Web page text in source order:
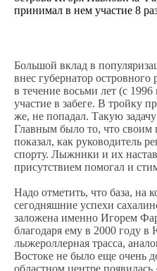
принимал в нем участие 8
Большой вклад в
внес губернатор
в течение восьми лет (с
участие в забеге. В тройку
же, не попадал. Такую
Главным было то, что
показал, как руководитель
спорту. Лыжники и их
присутствием помогал и
Надо отметить, что база, на
сегодняшние успехи
заложена именно Игорем
благодаря ему в 2000 году
лыжероллерная трасса,
Востоке не было еще очень
областном центре появилась